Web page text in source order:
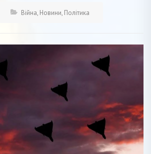
Війна, Новини, Політика